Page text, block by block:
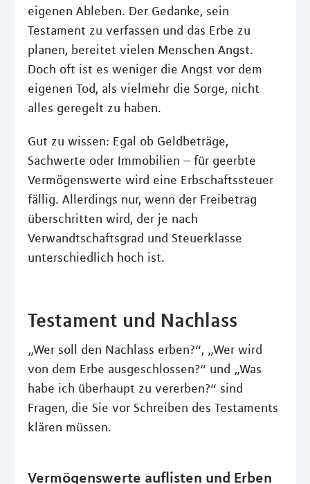
eigenen Ableben. Der Gedanke, sein
Testament zu verfassen und das Erbe zu
planen, bereitet vielen Menschen Angst.
Doch oft ist es weniger die Angst vor dem
eigenen Tod, als vielmehr die Sorge, nicht
alles geregelt zu haben.
Gut zu wissen: Egal ob Geldbeträge,
Sachwerte oder Immobilien – für geerbte
Vermögenswerte wird eine Erbschaftssteuer
fällig. Allerdings nur, wenn der Freibetrag
überschritten wird, der je nach
Verwandtschaftsgrad und Steuerklasse
unterschiedlich hoch ist.
Testament und Nachlass
„Wer soll den Nachlass erben?“, „Wer wird
von dem Erbe ausgeschlossen?“ und „Was
habe ich überhaupt zu vererben?“ sind
Fragen, die Sie vor Schreiben des Testaments
klären müssen.
Vermögenswerte auflisten und Erben